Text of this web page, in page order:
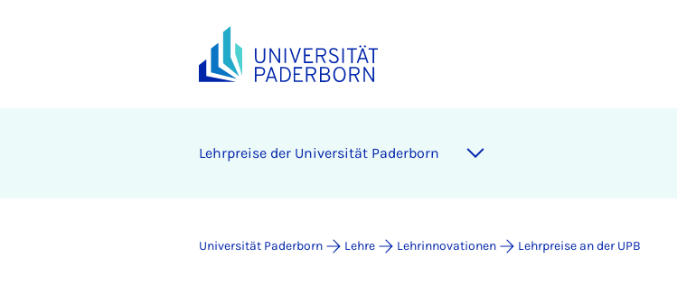
Lehrpreise der Universität Paderborn
Universität Paderborn Lehre Lehrinnovationen Lehrpreise an der UPB